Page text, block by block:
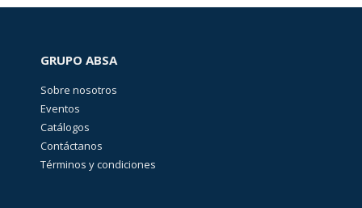
GRUPO ABSA
Sobre nosotros
Eventos
Catálogos
Contáctanos
Términos y condiciones